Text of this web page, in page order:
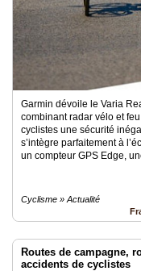
Garmin dévoile le Varia
combinant radar vélo et
cyclistes une sécurité
s’intègre parfaitement à
un compteur GPS Edge,
Cyclisme » Actualité
Routes de campagne,
accidents de cyclistes